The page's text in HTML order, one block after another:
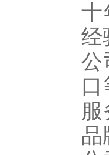
十
经
公
品